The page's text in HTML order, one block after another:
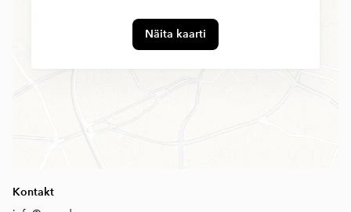
Näita kaarti
Kontakt